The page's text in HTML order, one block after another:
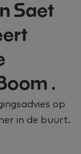
Saet
.
op
in de buurt.